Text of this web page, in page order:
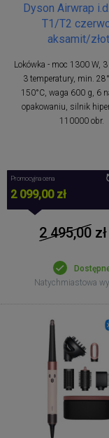
Dyson Airwrap
T1/T2
aksamit/
Lokówka - moc 1300 W,
3 temperatury, min.
150°C, waga 600 g, 6
opakowaniu, silnik
110000 obr.
Promocyjna cena
2 099,00 zł
2 495,00zł
Natychmiastowa